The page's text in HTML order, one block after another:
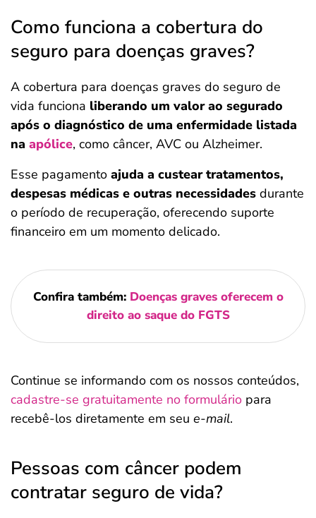
Como funciona a cobertura do
seguro para doenças graves?
A cobertura para doenças graves do seguro de
vida funciona liberando um valor ao segurado
após o diagnóstico de uma enfermidade listada
na apólice, como câncer, AVC ou Alzheimer.
Esse pagamento ajuda a custear tratamentos,
despesas médicas e outras necessidades durante
o período de recuperação, oferecendo suporte
financeiro em um momento delicado.
Confira também: Doenças graves oferecem o
direito ao saque do FGTS
Continue se informando com os nossos conteúdos,
cadastre-se gratuitamente no formulário para
recebê-los diretamente em seu e-mail.
Pessoas com câncer podem
contratar seguro de vida?